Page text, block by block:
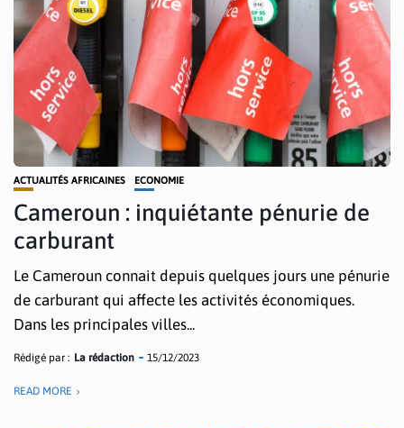
ACTUALITÉS AFRICAINES ECONOMIE
Cameroun : inquiétante pénurie de
carburant
Le Cameroun connait depuis quelques jours une pénurie
de carburant qui affecte les activités économiques.
Dans les principales villes...
Rédigé par : La rédaction 15/12/2023
READ MORE